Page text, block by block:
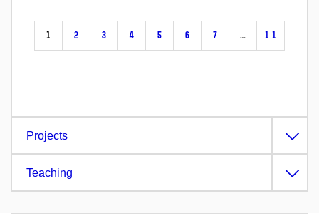
1 2 3 4 5 6 7 … 11
Projects
Teaching